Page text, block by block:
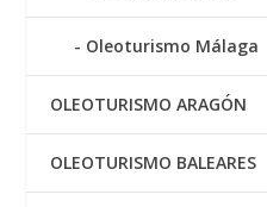
Oleoturismo Málaga
OLEOTURISMO ARAGÓN
OLEOTURISMO BALEARES